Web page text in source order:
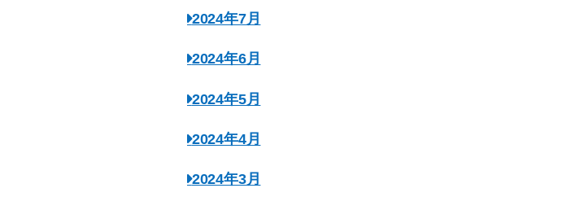
2024年7月
2024年6月
2024年5月
2024年4月
2024年3月